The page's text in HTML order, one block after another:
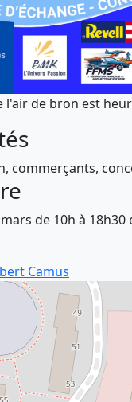
l'air de bron est
commerçants,
de 10h à
Camus